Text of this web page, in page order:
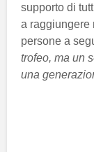
supporto di
a raggiungere
persone a
trofeo, ma un
una